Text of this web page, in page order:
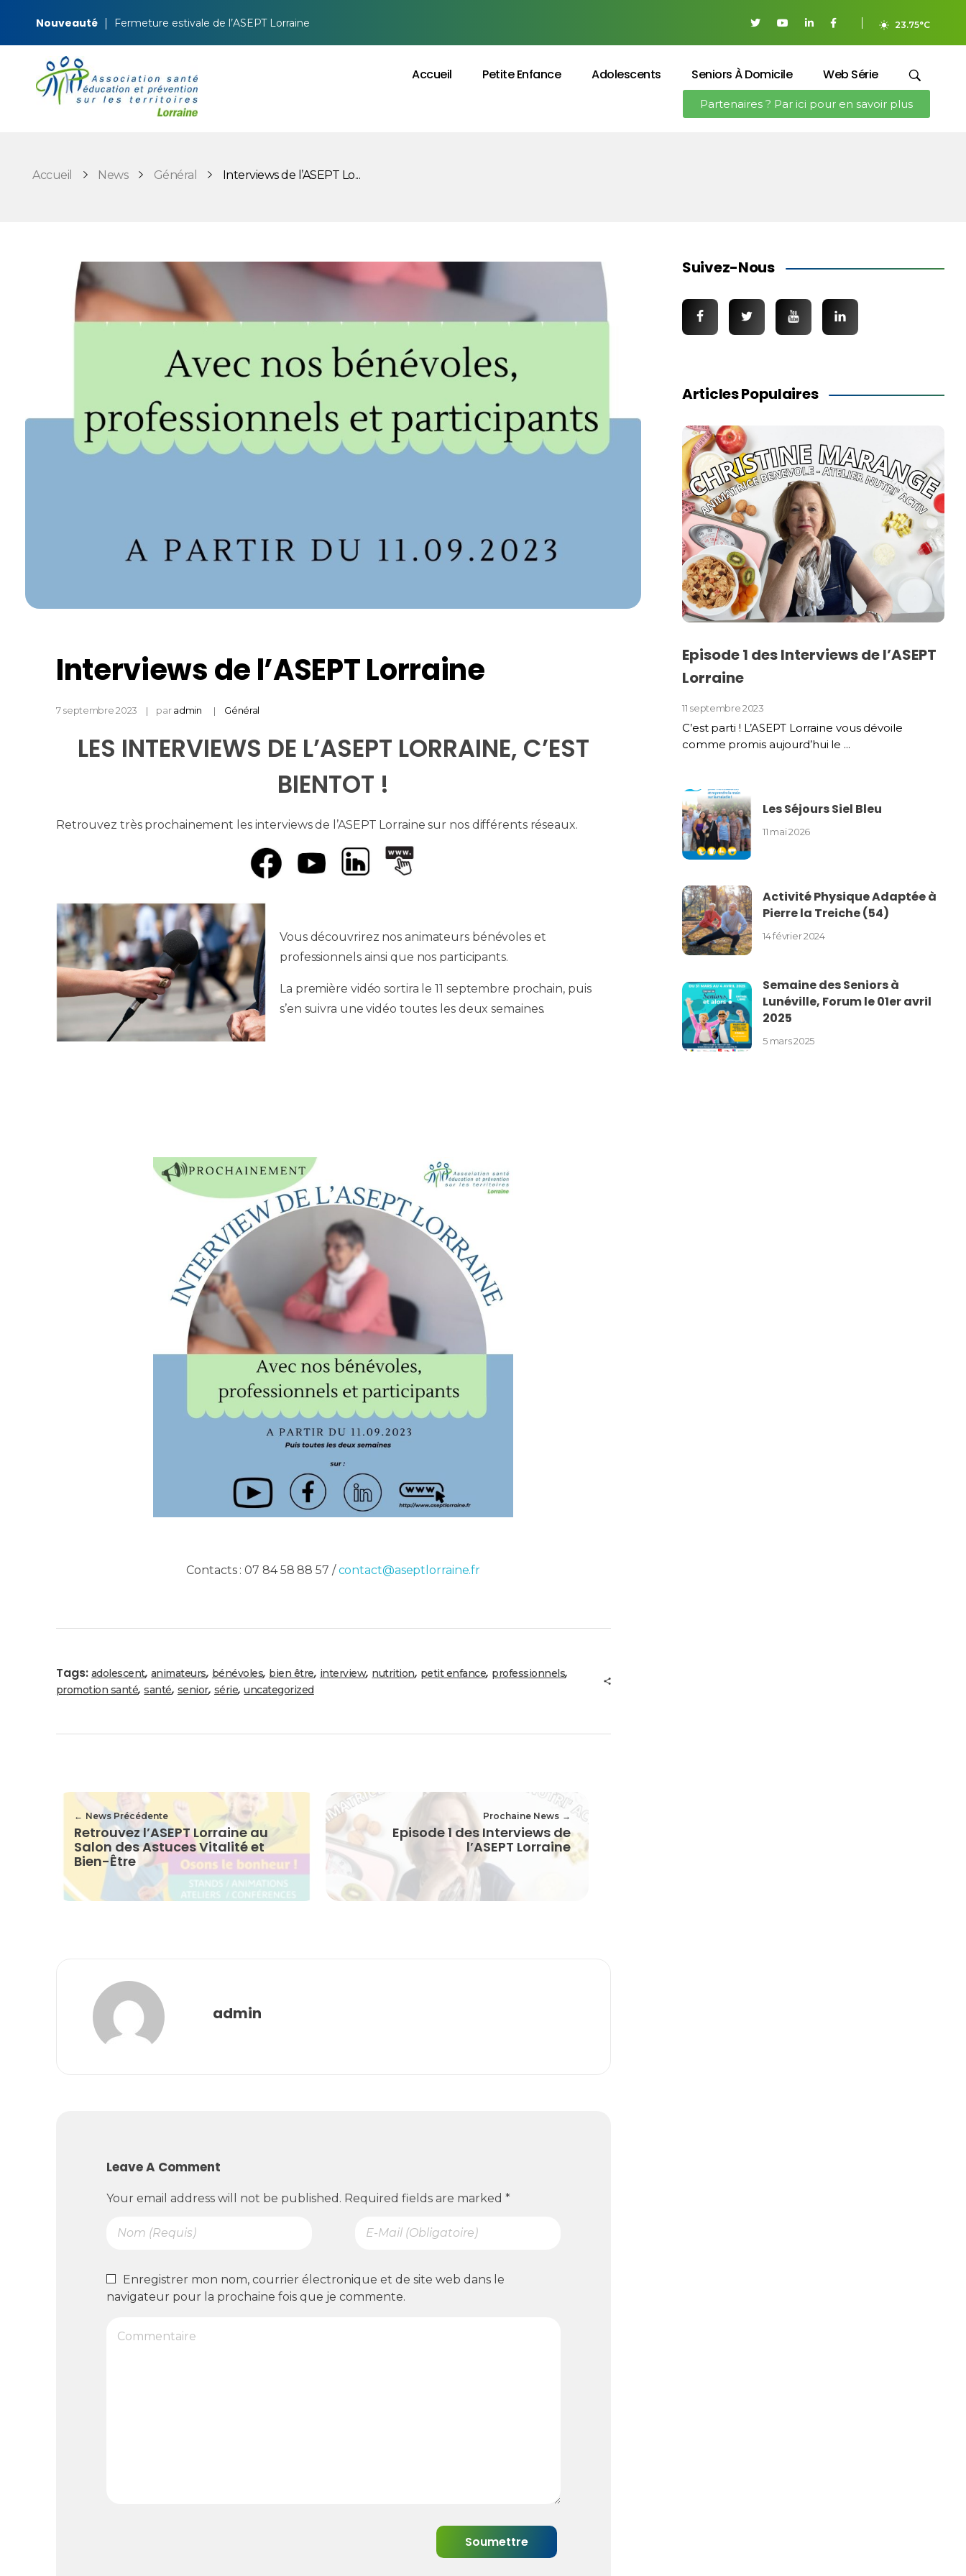
Nouveauté Fermeture estivale de l’ASEPT Lorraine 23.75°C
Accueil Petite Enfance Adolescents Seniors À Domicile Web Série
Partenaires ? Par ici pour en savoir plus
Accueil News Général Interviews de l’ASEPT Lo...
Interviews de l’ASEPT Lorraine
7 septembre 2023 par admin Général
LES INTERVIEWS DE L’ASEPT LORRAINE, C’EST
BIENTOT !
Retrouvez très prochainement les interviews de l’ASEPT Lorraine sur nos différents réseaux.
Vous découvrirez nos animateurs bénévoles et
professionnels ainsi que nos participants.
La première vidéo sortira le 11 septembre prochain, puis
s’en suivra une vidéo toutes les deux semaines.
Contacts : 07 84 58 88 57 /contact@aseptlorraine.fr
Tags: adolescent, animateurs, bénévoles, bien être, interview, nutrition, petit enfance, professionnels,
promotion santé,santé, senior, série,uncategorized
News Précédente
Retrouvez l’ASEPT Lorraine au
Salon des Astuces Vitalité et
Bien-Être
Prochaine News
Episode 1 des Interviews de
l’ASEPT Lorraine
admin
Leave A Comment
Your email address will not be published. Required fields are marked *
Enregistrer mon nom, courrier électronique et de site web dans le
navigateur pour la prochaine fois que je commente.
Suivez-Nous
Articles Populaires
Episode 1 des Interviews de l’ASEPT
Lorraine
11 septembre 2023
C’est parti ! L’ASEPT Lorraine vous dévoile
comme promis aujourd’hui le ...
Les Séjours Siel Bleu
11 mai 2026
Activité Physique Adaptée à
Pierre la Treiche (54)
14 février 2024
Semaine des Seniors à
Lunéville, Forum le 01er avril
2025
5 mars 2025